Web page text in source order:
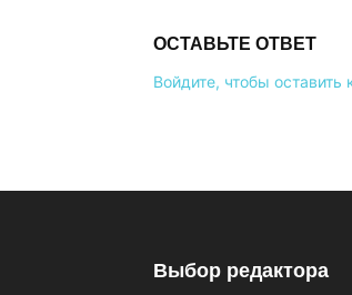
ОСТАВЬТЕ ОТВЕТ
Войдите, чтобы
Выбор редактора